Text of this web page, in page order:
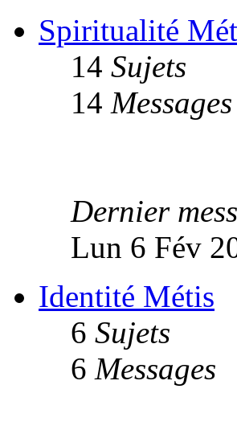
Spiritualité
14 Sujets
14 Messages
Dernier
Lun 6 Fév
Identité Métis
6 Sujets
6 Messages